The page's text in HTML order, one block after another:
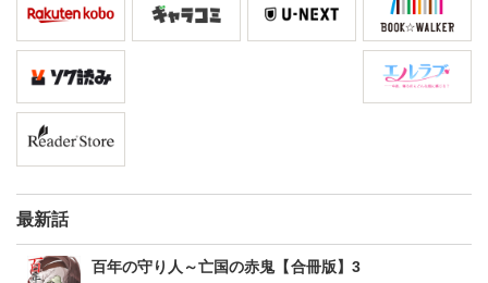
最新話
百年の守り人～亡国の赤鬼【合冊版】3